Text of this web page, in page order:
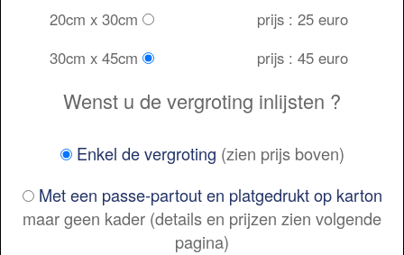
20cm x 30cm
prijs : 25 euro
30cm x 45cm
prijs : 45 euro
Wenst u de vergroting inlijsten ?
Enkel de vergroting (zien prijs boven)
Met een passe-partout en platgedrukt op karton
maar geen kader (details en prijzen zien volgende
pagina)